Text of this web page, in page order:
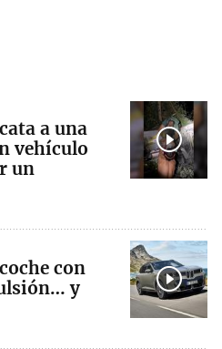
a una
vehículo
un
con
y